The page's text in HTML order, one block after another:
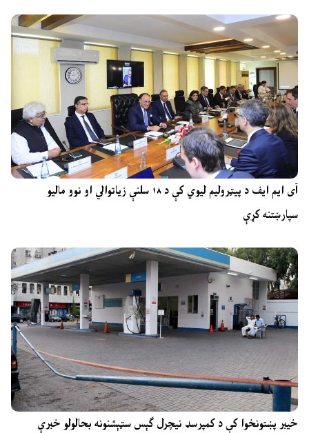
آی ایم ایف د پیټرولیم لیوي کې د ۱۸ سلنې زیاتوالي او نوو مالیو
سپارښتنه کړې
خیبر پښتونخوا کې د کمپرسډ نیچرل ګېس سټېشنونه بحالولو خبرې